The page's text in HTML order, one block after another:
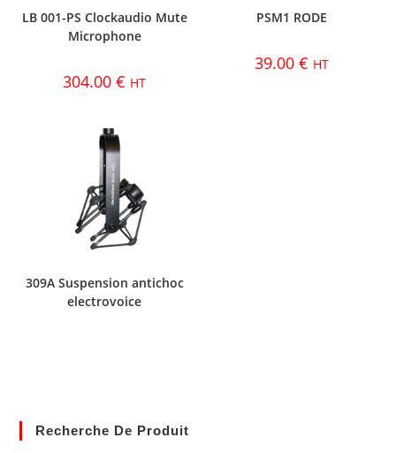
LB 001-PS Clockaudio Mute
Microphone
304.00€ HT
PSM1 RODE
39.00 € HT
309A Suspension antichoc
electrovoice
Recherche De Produit